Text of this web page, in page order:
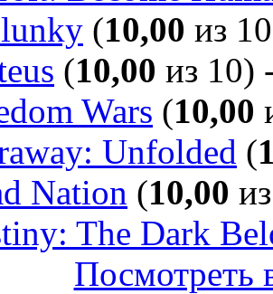
(10,00 из
(10,00 из 10)
Wars (10,00
Unfolded (
Nation (10,00
The Dark
Посмотреть